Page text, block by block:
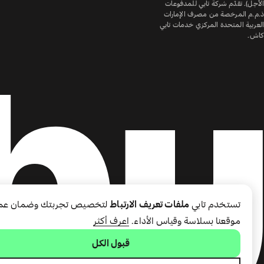
الأجل). تقدّم شركة تابي للمدفوعات
ذ.م.م المرخصة من مصرف الإمارات
العربية المتحدة المركزي خدمات تابي
كاش.
تستخدم تابي ملفات تعريف الارتباطلتخصيص تجربتك وضمان
موقعنا بسلاسة وقياس الأداء. اعرف أكثر
قبول الكل